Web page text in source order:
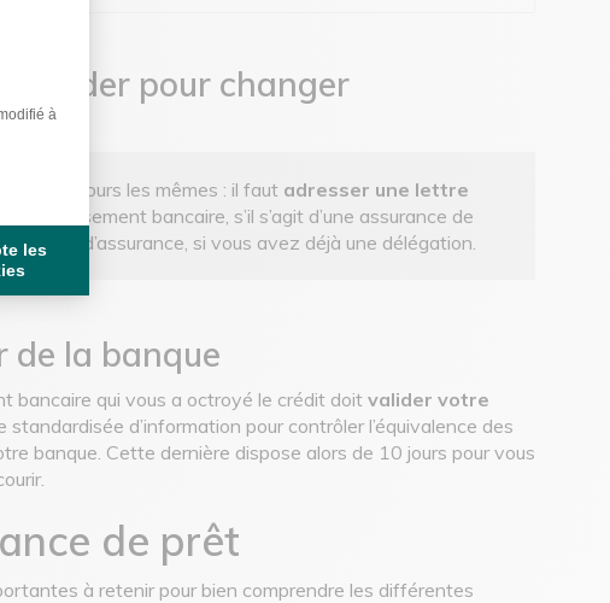
pour changer
?
sont toujours les mêmes : il faut adresser une lettre
à l’établissement bancaire, s’il s’agit d’une assurance de
d’assurance, si vous avez déjà une délégation.
de la banque
bancaire qui vous a octroyé le crédit doit valider votre
d’information pour contrôler l’équivalence des
banque. Cette dernière dispose alors de 10 jours pour vous
de prêt
à retenir pour bien comprendre les différentes
à
les